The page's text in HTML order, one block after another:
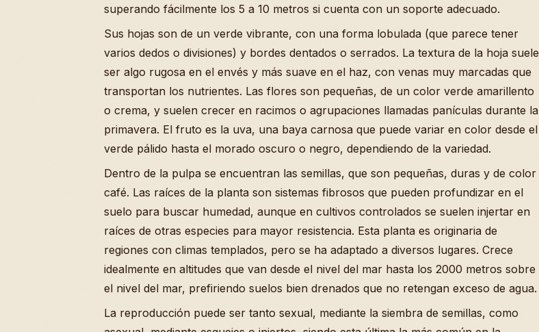
superando fácilmente los 5 a 10 metros si cuenta con un soporte adecuado.
Sus hojas son de un verde vibrante, con una forma lobulada (que parece tener
varios dedos o divisiones) y bordes dentados o serrados. La textura de la hoja suele
ser algo rugosa en el envés y más suave en el haz, con venas muy marcadas que
transportan los nutrientes. Las flores son pequeñas, de un color verde amarillento
o crema, y suelen crecer en racimos o agrupaciones llamadas panículas durante la
primavera. El fruto es la uva, una baya carnosa que puede variar en color desde el
verde pálido hasta el morado oscuro o negro, dependiendo de la variedad.
Dentro de la pulpa se encuentran las semillas, que son pequeñas, duras y de color
café. Las raíces de la planta son sistemas fibrosos que pueden profundizar en el
suelo para buscar humedad, aunque en cultivos controlados se suelen injertar en
raíces de otras especies para mayor resistencia. Esta planta es originaria de
regiones con climas templados, pero se ha adaptado a diversos lugares. Crece
idealmente en altitudes que van desde el nivel del mar hasta los 2000 metros sobre
el nivel del mar, prefiriendo suelos bien drenados que no retengan exceso de agua.
La reproducción puede ser tanto sexual, mediante la siembra de semillas, como